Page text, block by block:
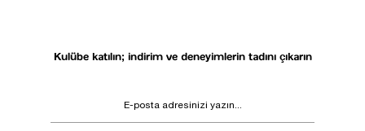
Kulübe katılın; indirim ve deneyimlerin tadını çıkarın